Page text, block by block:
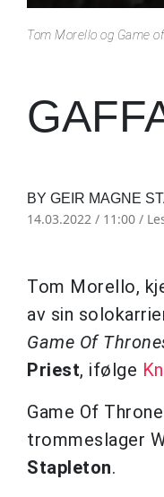
Tom Morello og Game
BY GEIR MAGNE
14.03.2022 / 11:00 /
Tom Morello,
av sin
Game Of
Priest, ifølge
Game Of
trommeslager
Stapleton.